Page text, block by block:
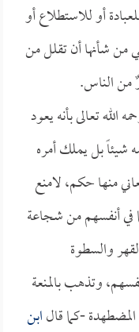
أو للاستطلاع أو
من شأنها أن تقلل من
من الناس.
الله تعالى بأنه يعود
شيئاً بل يملك أمره
منها حكم، لامنع
في أنفسهم من شجاعة
والسطوة
وتذهب بالمنعة
-كما قالابن